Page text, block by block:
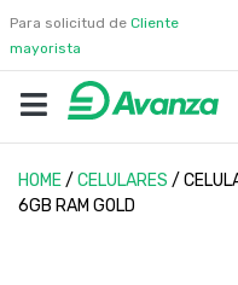
Para solicitud de Cliente
mayorista
HOME/ CELULARES /
6GB RAM GOLD